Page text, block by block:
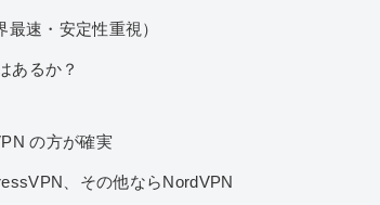
速・安定性重視）
あるか？
の方が確実
、その他ならNordVPN